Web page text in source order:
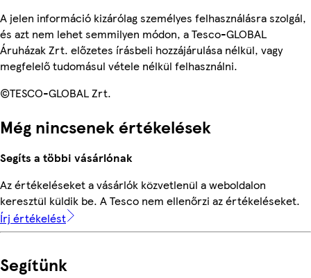
A jelen információ kizárólag személyes felhasználásra szolgál,
és azt nem lehet semmilyen módon, a Tesco-GLOBAL
Áruházak Zrt. előzetes írásbeli hozzájárulása nélkül, vagy
megfelelő tudomásul vétele nélkül felhasználni.
©TESCO-GLOBAL Zrt.
Még nincsenek értékelések
Segíts a többi vásárlónak
Az értékeléseket a vásárlók közvetlenül a weboldalon
keresztül küldik be. A Tesco nem ellenőrzi az értékeléseket.
Írj értékelést
Segítünk